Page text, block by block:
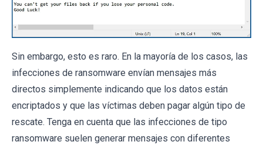
Sin embargo, esto es raro. En la mayoría de los casos, las
infecciones de ransomware envían mensajes más
directos simplemente indicando que los datos están
encriptados y que las víctimas deben pagar algún tipo de
rescate. Tenga en cuenta que las infecciones de tipo
ransomware suelen generar mensajes con diferentes